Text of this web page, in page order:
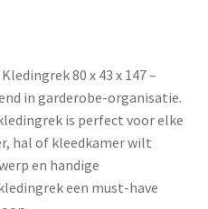
80 x 43 x 147 –
in garderobe-organisatie.
is perfect voor elke
hal of kleedkamer wilt
en handige
een must-have